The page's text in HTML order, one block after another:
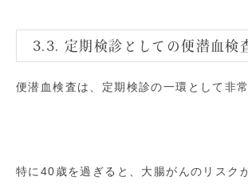
3.3. 定期検診としての便潜血検
便潜血検査は、定期検診の一環として非常
特に40歳を過ぎると、大腸がんのリスク